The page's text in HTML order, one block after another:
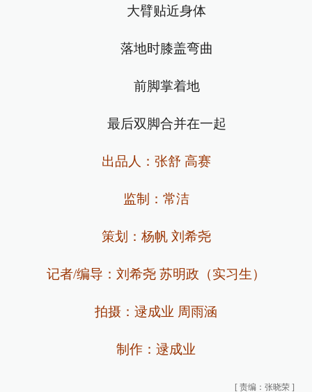
大臂贴近身体
落地时膝盖弯曲
前脚掌着地
最后双脚合并在一起
出品人：张舒 高赛
监制：常洁
策划：杨帆 刘希尧
记者/编导：刘希尧 苏明政（实习生）
拍摄：逯成业 周雨涵
制作：逯成业
[ 责编：张晓荣 ]